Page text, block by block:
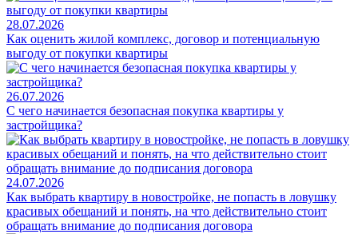
28.07.2026
Как оценить жилой комплекс, договор и потенциальную
выгоду от покупки квартиры
26.07.2026
С чего начинается безопасная покупка квартиры у
застройщика?
24.07.2026
Как выбрать квартиру в новостройке, не попасть в ловушку
красивых обещаний и понять, на что действительно стоит
обращать внимание до подписания договора